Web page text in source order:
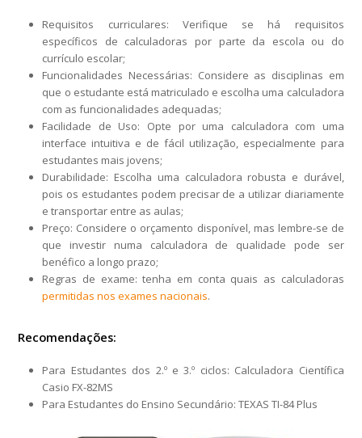
Requisitos curriculares: Verifique se há requisitos
específicos de calculadoras por parte da escola ou do
currículo escolar;
Funcionalidades Necessárias: Considere as disciplinas em
que o estudante está matriculado e escolha uma calculadora
com as funcionalidades adequadas;
Facilidade de Uso: Opte por uma calculadora com uma
interface intuitiva e de fácil utilização, especialmente para
estudantes mais jovens;
Durabilidade: Escolha uma calculadora robusta e durável,
pois os estudantes podem precisar de a utilizar diariamente
e transportar entre as aulas;
Preço: Considere o orçamento disponível, mas lembre-se de
que investir numa calculadora de qualidade pode ser
benéfico a longo prazo;
Regras de exame: tenha em conta quais as calculadoras
permitidas nos exames nacionais.
Recomendações:
Para Estudantes dos 2.º e 3.º ciclos: Calculadora Científica
Casio FX-82MS
Para Estudantes do Ensino Secundário: TEXAS TI-84 Plus